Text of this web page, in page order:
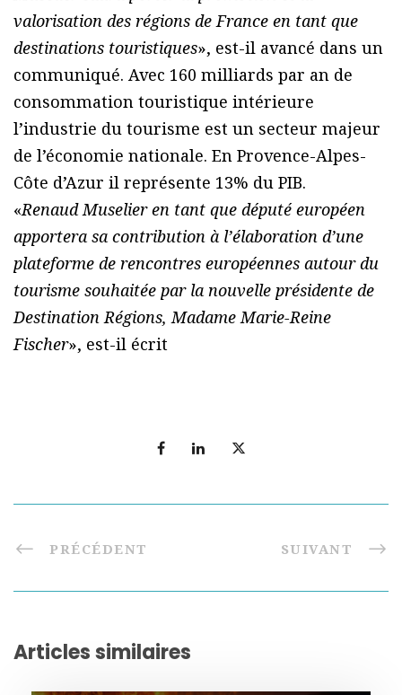
valorisation des régions de France en tant que
destinations touristiques», est-il avancé dans un
communiqué. Avec 160 milliards par an de
consommation touristique intérieure
l’industrie du tourisme est un secteur majeur
de l’économie nationale. En Provence-Alpes-
Côte d’Azur il représente 13% du PIB.
«Renaud Muselier en tant que député européen
apportera sa contribution à l’élaboration d’une
plateforme de rencontres européennes autour du
tourisme souhaitée par la nouvelle présidente de
Destination Régions, Madame Marie-Reine
Fischer», est-il écrit
PRÉCÉDENT SUIVANT
Articles similaires